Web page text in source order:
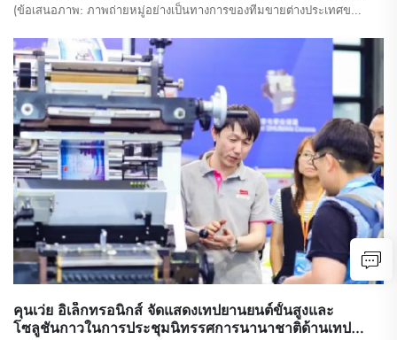
(ข้อเสนอภาพ: ภาพถ่ายหมู่อย่างเป็นทางการของทีมขายต่างประเทศของ
ขยายขอบเขต...
คุนเว่ย อิเล็กทรอนิกส์ จัดแสดงเทปยานยนต์ขั้นสูงและ
โซลูชันกาวในการประชุมนิทรรศการนานาชาติด้านเทป